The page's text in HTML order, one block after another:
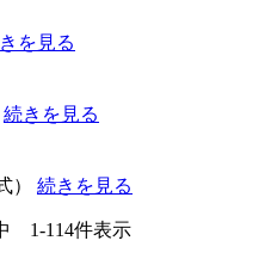
を見る
続きを見る
）
続きを見る
1-114件表示